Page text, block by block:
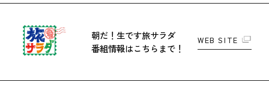
朝だ！生です旅サラダ
番組情報はこちらまで！
WEB SITE